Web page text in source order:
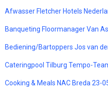
Afwasser Fletcher Hotels
Banqueting Floormanager Van
Bediening/Bartoppers Jos van
Cateringpool Tilburg Tempo-
Cooking & Meals NAC Breda 23-